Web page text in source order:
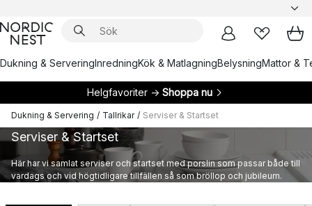
Dukning & ServeringInredningKök & MatlagningBelysningMattor &
Helgfavoriter → Shoppa nu
Dukning & Servering / Tallrikar / Serviser & Startset
Serviser & Startset
Här har vi samlat serviser och startset med porslin som passar både till
vardags och vid högtidligare tillfällen så som bröllop och jubileum.